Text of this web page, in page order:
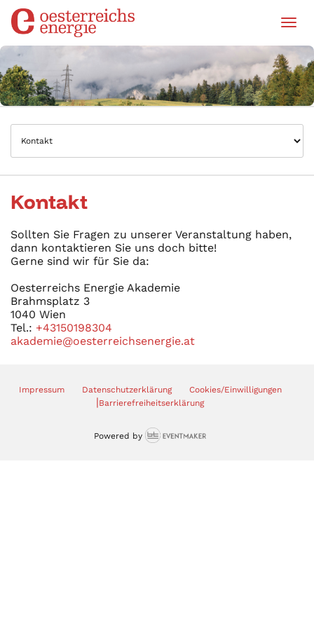
Kontakt
Sollten Sie Fragen zu unserer Veranstaltung haben,
dann kontaktieren Sie uns doch bitte!
Gerne sind wir für Sie da:
Oesterreichs Energie Akademie
Brahmsplatz 3
1040 Wien
Tel.: +43150198304
akademie@oesterreichsenergie.at
Impressum Datenschutzerklärung Cookies/Einwilligungen
|Barrierefreiheitserklärung
Powered by